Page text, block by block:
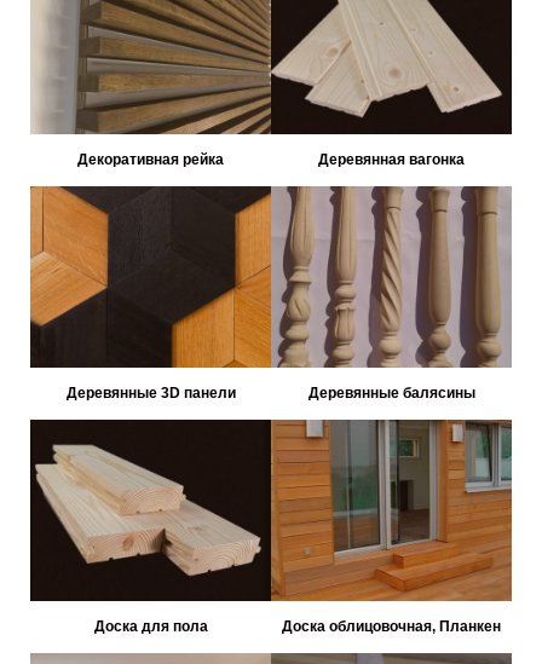
Декоративная рейка Деревянная вагонка
Деревянные 3D панели Деревянные балясины
Доска для пола Доска облицовочная, Планкен